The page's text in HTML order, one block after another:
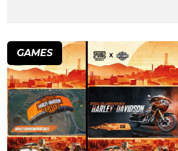
GAMES